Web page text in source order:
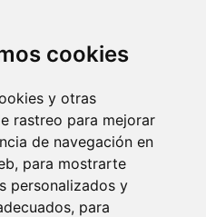
cookies
y otras
rastreo para mejorar
de navegación en
para mostrarte
personalizados y
para